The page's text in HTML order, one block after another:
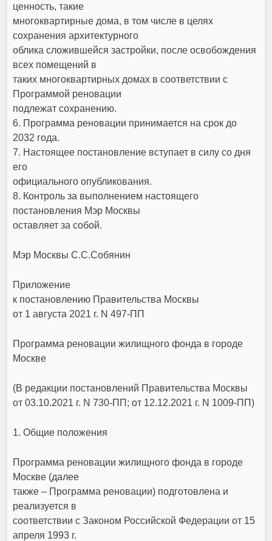
ценность, такие
многоквартирные дома, в том числе в целях
сохранения архитектурного
облика сложившейся застройки, после освобождения
всех помещений в
таких многоквартирных домах в соответствии с
Программой реновации
подлежат сохранению.
6. Программа реновации принимается на срок до
2032 года.
7. Настоящее постановление вступает в силу со дня
его
официального опубликования.
8. Контроль за выполнением настоящего
постановления Мэр Москвы
оставляет за собой.
Мэр Москвы С.С.Собянин
Приложение
к постановлению Правительства Москвы
от 1 августа 2021 г. N 497-ПП
Программа реновации жилищного фонда в городе
Москве
(В редакции постановлений Правительства Москвы
от 03.10.2021 г. N 730-ПП ;от 12.12.2021 г. N 1009-ПП)
1. Общие положения
Программа реновации жилищного фонда в городе
Москве (далее
также – Программа реновации) подготовлена и
реализуется в
соответствии с Законом Российской Федерации от 15
апреля 1993 г.